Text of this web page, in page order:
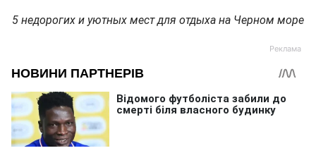
5 недорогих и уютных мест для отдыха на Черном море